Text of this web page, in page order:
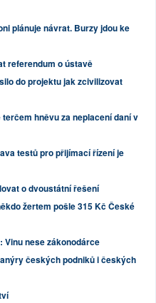
plánuje návrat. Burzy jdou ke
referendum o ústavě
do projektu jak zcivilizovat
hněvu za neplacení daní v
testů pro přijímací řízení je
o dvoustátní řešení
žertem pošle 315 Kč České
Vinu nese zákonodárce
českých podniků i českých